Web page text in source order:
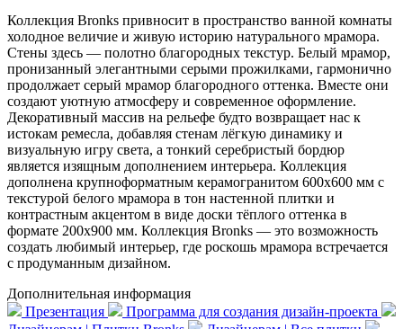
Коллекция Bronks привносит в пространство ванной комнаты
холодное величие и живую историю натурального мрамора.
Стены здесь — полотно благородных текстур. Белый мрамор,
пронизанный элегантными серыми прожилками, гармонично
продолжает серый мрамор благородного оттенка. Вместе они
создают уютную атмосферу и современное оформление.
Декоративный массив на рельефе будто возвращает нас к
истокам ремесла, добавляя стенам лёгкую динамику и
визуальную игру света, а тонкий серебристый бордюр
является изящным дополнением интерьера. Коллекция
дополнена крупноформатным керамогранитом 600x600 мм с
текстурой белого мрамора в тон настенной плитки и
контрастным акцентом в виде доски тёплого оттенка в
формате 200x900 мм. Коллекция Bronks — это возможность
создать любимый интерьер, где роскошь мрамора встречается
с продуманным дизайном.
Дополнительная информация
Презентация
Программа для создания дизайн-проекта